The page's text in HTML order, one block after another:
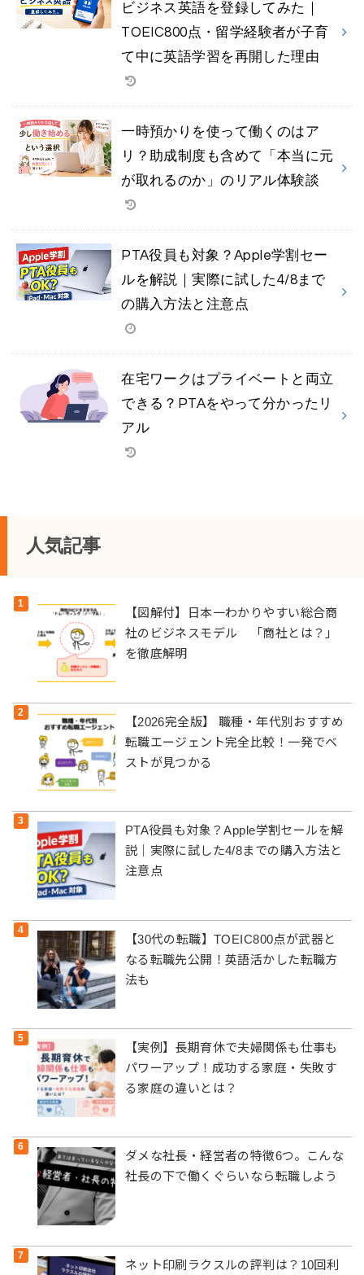
ビジネス英語を登録してみた｜
TOEIC800点・留学経験者が子育
て中に英語学習を再開した理由
一時預かりを使って働くのはア
リ？助成制度も含めて「本当に元
が取れるのか」のリアル体験談
PTA役員も対象？Apple学割セー
ルを解説｜実際に試した4/8まで
の購入方法と注意点
在宅ワークはプライベートと両立
できる？PTAをやって分かったリ
アル
人気記事
【図解付】日本一わかりやすい総合商
社のビジネスモデル 「商社とは？」
を徹底解明
【2026完全版】 職種・年代別おすすめ
転職エージェント完全比較！一発でベ
ストが見つかる
PTA役員も対象？Apple学割セールを解
説｜実際に試した4/8までの購入方法と
注意点
【30代の転職】TOEIC800点が武器と
なる転職先公開！英語活かした転職方
法も
【実例】長期育休で夫婦関係も仕事も
パワーアップ！成功する家庭・失敗す
る家庭の違いとは？
ダメな社長・経営者の特徴6つ。こんな
社長の下で働くぐらいなら転職しよう
ネット印刷ラクスルの評判は？10回利